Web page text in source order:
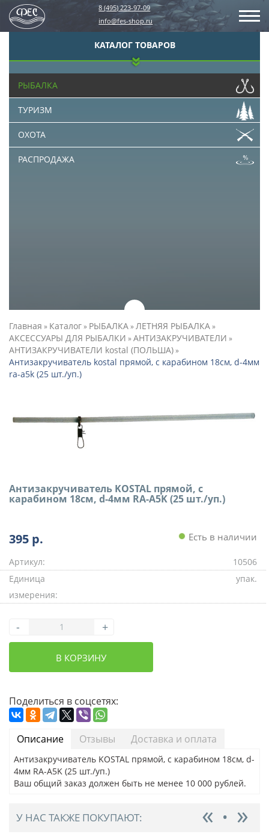
8 (495) 223-97-09
info@fes-shop.ru
КАТАЛОГ ТОВАРОВ
РЫБАЛКА
ТУРИЗМ
ОХОТА
РАСПРОДАЖА
Главная » Каталог» РЫБАЛКА»ЛЕТНЯЯ РЫБАЛКА»
АКСЕССУАРЫ ДЛЯ РЫБАЛКИ »АНТИЗАКРУЧИВАТЕЛИ »
АНТИЗАКРУЧИВАТЕЛИ kostal (ПОЛЬША)»
Антизакручиватель kostal прямой, с карабином 18см, d-4мм
ra-a5k (25 шт./уп.)
Антизакручиватель KOSTAL прямой, с
карабином 18см, d-4мм RA-A5K (25 шт./уп.)
395 р. Есть в наличии
Артикул:
10506
Единица
измерения:
упак.
- +
В КОРЗИНУ
Поделиться в соцсетях:
Описание Отзывы Доставка и оплата
Антизакручиватель KOSTAL прямой, с карабином 18см, d-
4мм RA-A5K (25 шт./уп.)
Ваш общий заказ должен быть не менее 10 000 рублей.
У НАС ТАКЖЕ ПОКУПАЮТ: